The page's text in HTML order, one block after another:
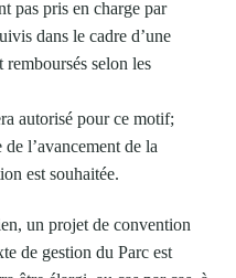
pas pris en charge par
dans le cadre d’une
selon les
autorisé pour ce motif;
l’avancement de la
est souhaitée.
un projet de convention
de gestion du Parc est